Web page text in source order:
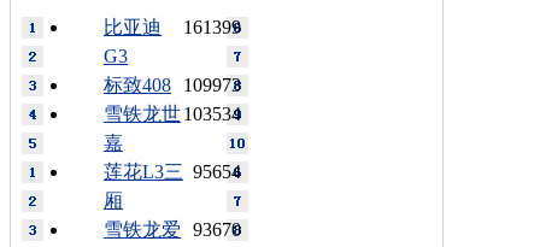
161399
比亚迪
G3
109973
标致408
103534
雪铁龙世
嘉
95654
莲花L3三
厢
93670
雪铁龙爱